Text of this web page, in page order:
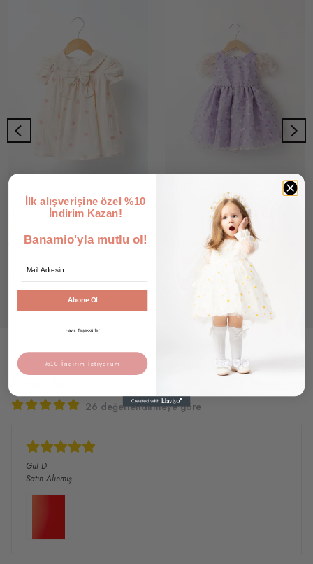
6 değerlendirme
₺ 599.90
1 Renk 4 Beden
54 değerlendirme
₺ 799.90
5 Renk 5 Beden
26 değerlendirmeye göre
Gul D.
Satın Alınmış
İlk alışverişine özel %10
İndirim Kazan!
Banamio'yla mutlu ol!
Abone Ol
Hayır, Teşekkürler
%10 İndirim İstiyorum